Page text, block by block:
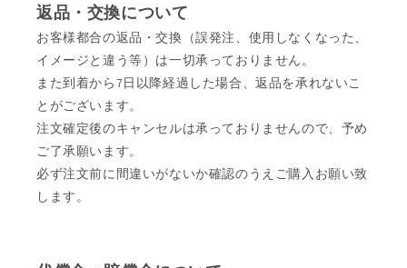
返品・交換について
お客様都合の返品・交換（誤発注、使用しなくなった、
イメージと違う等）は一切承っておりません。
また到着から7日以降経過した場合、返品を承れないこ
とがございます。
注文確定後のキャンセルは承っておりませんので、予め
ご了承願います。
必ず注文前に間違いがないか確認のうえご購入お願い致
します。